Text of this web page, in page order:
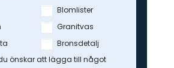
Blomlister
Granitvas
Bronsdetalj
önskar att lägga till något